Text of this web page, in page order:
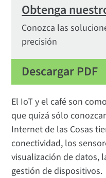
Obtenga
Conozca las
precisión
Descargar PDF
El IoT y el café son
que quizá sólo
Internet de las Cosas
conectividad, los
visualización de datos,
gestión de dispositivos.